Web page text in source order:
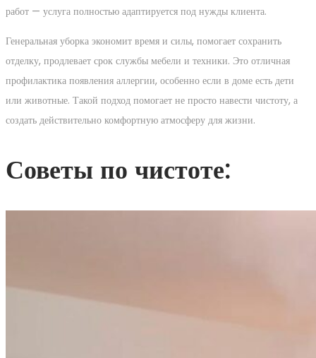
работ — услуга полностью адаптируется под нужды клиента.
Генеральная уборка экономит время и силы, помогает сохранить
отделку, продлевает срок службы мебели и техники. Это отличная
профилактика появления аллергии, особенно если в доме есть дети
или животные. Такой подход помогает не просто навести чистоту, а
создать действительно комфортную атмосферу для жизни.
Советы по чистоте: